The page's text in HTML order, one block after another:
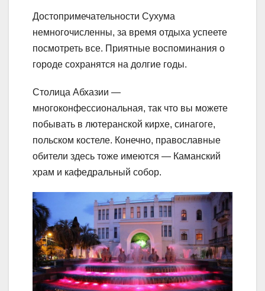
Достопримечательности Сухума
немногочисленны, за время отдыха успеете
посмотреть все. Приятные воспоминания о
городе сохранятся на долгие годы.
Столица Абхазии —
многоконфессиональная, так что вы можете
побывать в лютеранской кирхе, синагоге,
польском костеле. Конечно, православные
обители здесь тоже имеются — Каманский
храм и кафедральный собор.